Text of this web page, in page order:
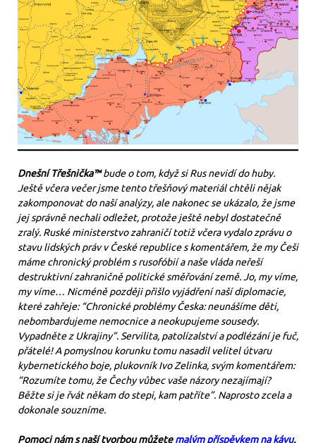
Dnešní Třešnička™bude o tom, když si Rus nevidí do huby.
Ještě včera večer jsme tento třešňový materiál chtěli nějak
zakomponovat do naší analýzy, ale nakonec se ukázalo, že jsme
jej správně nechali odležet, protože ještě nebyl dostatečně
zralý. Ruské ministerstvo zahraničí totiž včera vydalo zprávu o
stavu lidských práv v České republice s komentářem, že my Češi
máme chronický problém s rusofóbií a naše vláda neřeší
destruktivní zahraničně politické směřování země. Jo, my víme,
my víme… Nicméně později přišlo vyjádření naší diplomacie,
které zahřeje: “Chronické problémy Česka: neunášíme děti,
nebombardujeme nemocnice a neokupujeme sousedy.
Vypadněte z Ukrajiny”. Servilita, patolízalství a podlézání je fuč,
přátelé! A pomyslnou korunku tomu nasadil velitel útvaru
kybernetického boje, plukovník Ivo Zelinka, svým komentářem:
“Rozumíte tomu, že Čechy vůbec vaše názory nezajímají?
Běžte si je řvát někam do stepi, kam patříte”. Naprosto zcela a
dokonale souzníme.
Pomoci nám s naší tvorbou můžetemalým příspěvkem na kávu,